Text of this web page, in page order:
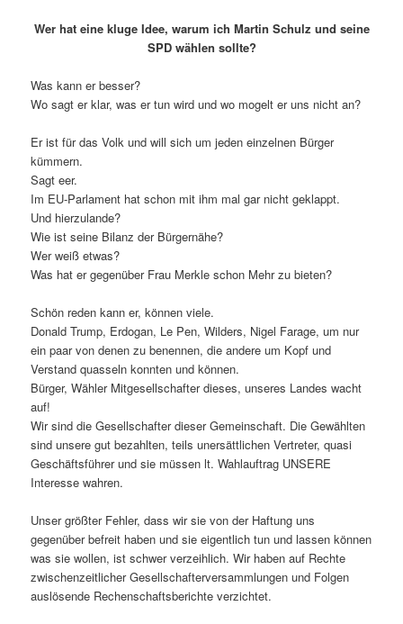
Wer hat eine kluge Idee, warum ich Martin Schulz und seine
SPD wählen sollte?
Was kann er besser?
Wo sagt er klar, was er tun wird und wo mogelt er uns nicht an?
Er ist für das Volk und will sich um jeden einzelnen Bürger
kümmern.
Sagt eer.
Im EU-Parlament hat schon mit ihm mal gar nicht geklappt.
Und hierzulande?
Wie ist seine Bilanz der Bürgernähe?
Wer weiß etwas?
Was hat er gegenüber Frau Merkle schon Mehr zu bieten?
Schön reden kann er, können viele.
Donald Trump, Erdogan, Le Pen, Wilders, Nigel Farage, um nur
ein paar von denen zu benennen, die andere um Kopf und
Verstand quasseln konnten und können.
Bürger, Wähler Mitgesellschafter dieses, unseres Landes wacht
auf!
Wir sind die Gesellschafter dieser Gemeinschaft. Die Gewählten
sind unsere gut bezahlten, teils unersättlichen Vertreter, quasi
Geschäftsführer und sie müssen lt. Wahlauftrag UNSERE
Interesse wahren.
Unser größter Fehler, dass wir sie von der Haftung uns
gegenüber befreit haben und sie eigentlich tun und lassen können
was sie wollen, ist schwer verzeihlich. Wir haben auf Rechte
zwischenzeitlicher Gesellschafterversammlungen und Folgen
auslösende Rechenschaftsberichte verzichtet.